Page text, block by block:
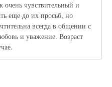
очень чувствительный и
еще до их просьб, но
всегда в общении с
и уважение. Возраст